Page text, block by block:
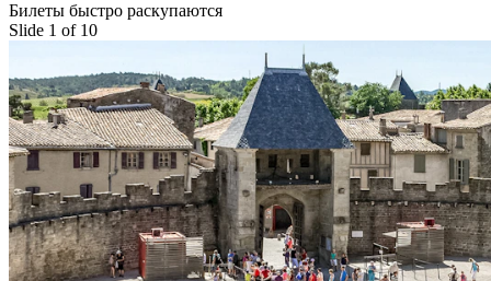
Билеты быстро раскупаются
Slide 1 of 10